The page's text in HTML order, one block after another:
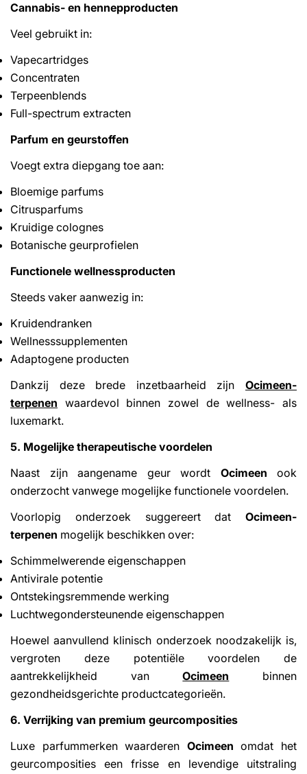
Cannabis- en hennepproducten
Veel gebruikt in:
Vapecartridges
Concentraten
Terpeenblends
Full-spectrum extracten
Parfum en geurstoffen
Voegt extra diepgang toe aan:
Bloemige parfums
Citrusparfums
Kruidige colognes
Botanische geurprofielen
Functionele wellnessproducten
Steeds vaker aanwezig in:
Kruidendranken
Wellnesssupplementen
Adaptogene producten
Dankzij deze brede inzetbaarheid zijn Ocimeen-
terpenen waardevol binnen zowel de wellness- als
luxemarkt.
5. Mogelijke therapeutische voordelen
Naast zijn aangename geur wordt Ocimeen ook
onderzocht vanwege mogelijke functionele voordelen.
Voorlopig onderzoek suggereert dat Ocimeen-
terpenen mogelijk beschikken over:
Schimmelwerende eigenschappen
Antivirale potentie
Ontstekingsremmende werking
Luchtwegondersteunende eigenschappen
Hoewel aanvullend klinisch onderzoek noodzakelijk is,
vergroten deze potentiële voordelen de
aantrekkelijkheid vanOcimeen binnen
gezondheidsgerichte productcategorieën.
6. Verrijking van premium geurcomposities
Luxe parfummerken waarderen Ocimeen omdat het
geurcomposities een frisse en levendige uitstraling